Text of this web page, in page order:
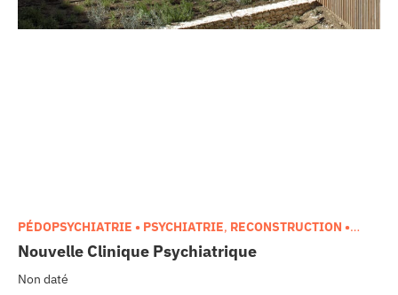
Nouvelle Clinique Psychiatrique
Non daté
PÉDOPSYCHIATRIE • PSYCHIATRIE, RECONSTRUCTION •
MODERNISATION DES CHU